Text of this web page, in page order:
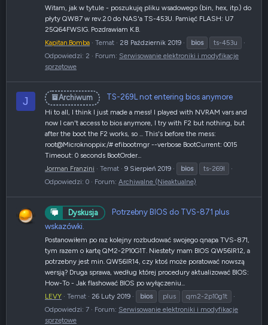
Witam, jak w tytule - poszukuję pliku wsadowego (bin, hex, itp.) do
płyty QW87 w rev.2.0 do NAS'a TS-453U. Pamięć FLASH: U7
25Q64FWSIG. Pozdrawiam K.B.
Kapitan.Bomba
Temat 28 Październik 2019 bios
ts-453u
Odpowiedzi: 2
Forum: Serwisowanie elektroniki i modyfikacje
sprzętowe
J Archiwum TS-269L not entering bios anymore
Hi to all, I think I just made a mess! I played with NVRAM vars and
now I can't access to bios anymore, I try with F2 but nothing, but
after the boot the F2 works, so ... This's before the mess:
root@Microknoppix:/# efibootmgr --verbose BootCurrent: 0015
Timeout: 0 seconds BootOrder...
Jorman Franzini
Temat 9 Sierpień 2019 bios
ts-269l
Odpowiedzi: 0
Forum: Archiwalne (Nieaktualne)
Dyskusja
Potrzebny BIOS do TVS-871 plus
wskazówki.
Postanowiłem po raz kolejny rozbudować swojego qnapa TVS-871,
tym razem o kartę QM2-2P10G1T. Niestety mam BIOS QW56IR12, a
potrzebny jest min. QW56IR14, czy ktoś może poratować nowszą
wersją? Druga sprawa, według której procedury aktualizować BIOS:
How-To - Jak flashować BIOS po wyłączeniu...
LEVY
Temat 26 Luty 2019 bios plus
qm2-2p10g1t
Odpowiedzi: 7
Forum: Serwisowanie elektroniki i modyfikacje
sprzętowe